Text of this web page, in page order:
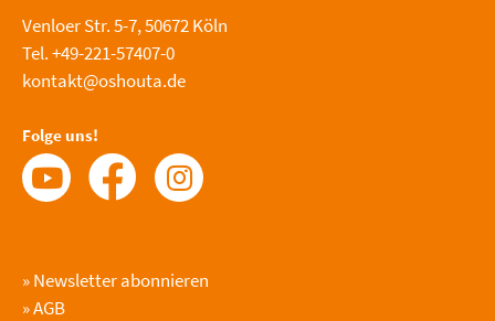
Venloer Str. 5-7, 50672 Köln
Tel. +49-221-57407-0
kontakt@oshouta.de
Folge uns!
»Newsletter abonnieren
»AGB